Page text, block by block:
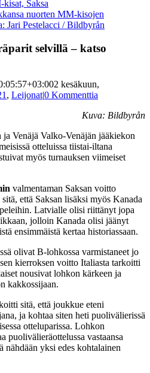
nuorten MM-kisojen
Jari Pestelacci / Bildbyrån
selvillä – katso
2 kesäkuun,
, Leijonat|0 Kommenttia
Kuva: Bildbyrån
Venäjä Valko-Venäjän jääkiekon
otteluissa tiistai-iltana
myös turnauksen viimeiset
valmentaman Saksan voitto
että Saksan lisäksi myös Kanada
Latvialle olisi riittänyt jopa
jolloin Kanada olisi jäänyt
ensimmäistä kertaa historiassaan.
olivat B-lohkossa varmistaneet jo
kierroksen voitto Italiasta tarkoitti
nousivat lohkon kärkeen ja
kakkossijaan.
sitä, että joukkue eteni
ja kohtaa siten heti puolivälierissä
otteluparissa. Lohkon
puolivälieräottelussa vastaansa
nähdään yksi edes kohtalainen